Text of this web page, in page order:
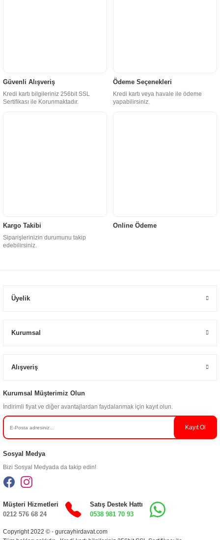
Güvenli Alışveriş
Kredi kartı bilgileriniz 256bit SSL
Sertifikası ile Korunmaktadır.
Ödeme Seçenekleri
Kredi kartı veya havale ile ödeme
yapabilirsiniz.
Kargo Takibi
Siparişlerinizin durumunu takip
edebilirsiniz.
Online Ödeme
Üyelik
Kurumsal
Alışveriş
Kurumsal Müşterimiz Olun
İndirimli fiyat ve diğer avantajlardan faydalanmak için kayıt olun.
Kayıt Ol
Sosyal Medya
Bizi Sosyal Medyada da takip edin!
Copyright 2022 © - gurcayhirdavat.com
Müşteri Hizmetleri
0212 576 68 24
Satış Destek Hattı
0538 981 70 93